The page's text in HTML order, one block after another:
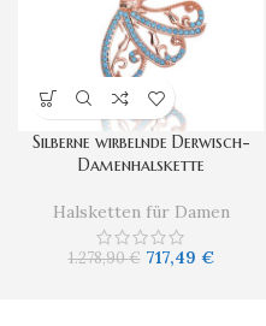
Silberne wirbelnde Derwisch-
Damenhalskette
Halsketten für Damen
1.278,90€ 717,49 €